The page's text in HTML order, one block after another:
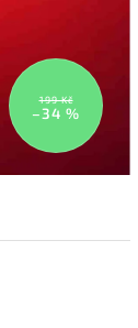
199 Kč
–34 %